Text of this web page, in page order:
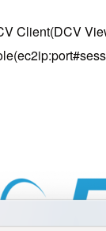
Client(DCV